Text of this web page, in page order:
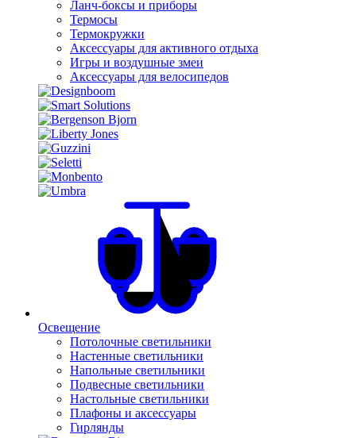
Ланч-боксы и приборы
Термосы
Термокружки
Аксессуары для активного отдыха
Игры и воздушные змеи
Аксессуары для велосипедов
Освещение
Потолочные светильники
Настенные светильники
Напольные светильники
Подвесные светильники
Настольные светильники
Плафоны и аксессуары
Гирлянды